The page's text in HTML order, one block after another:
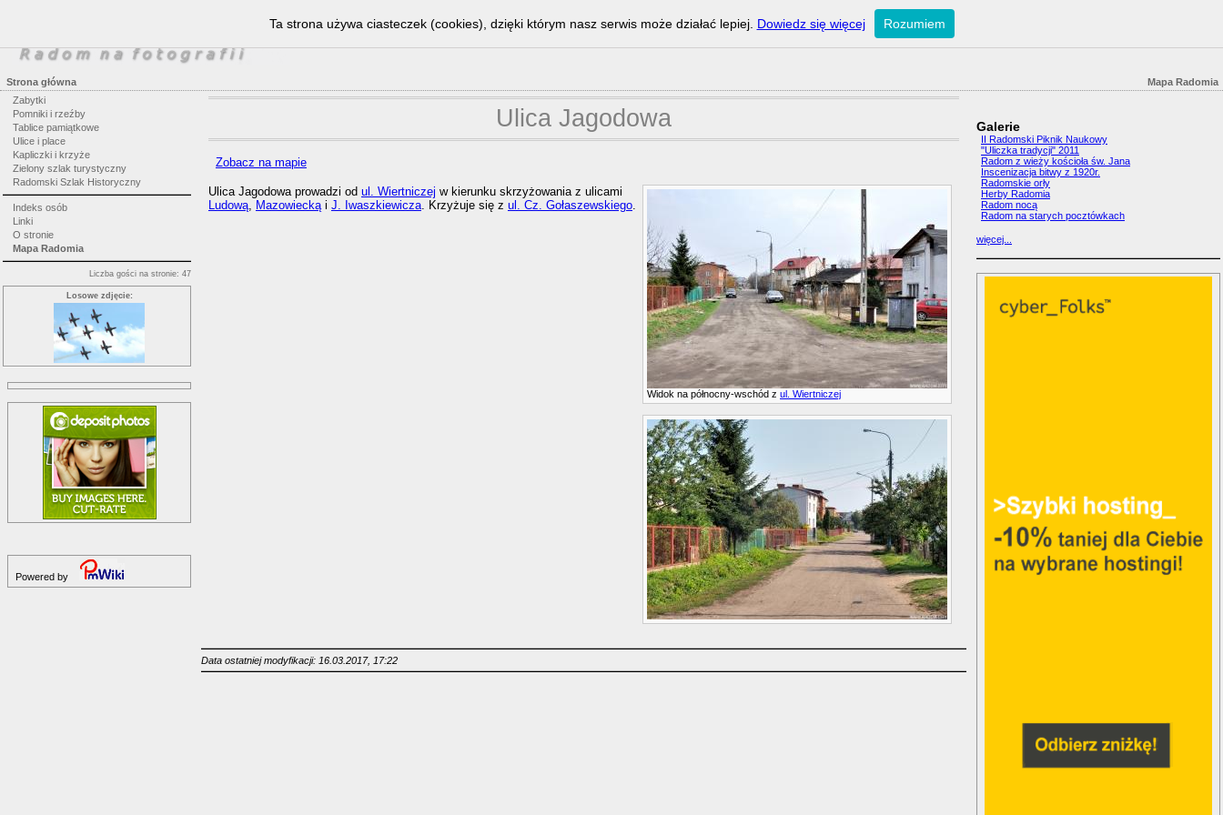
Mapa Radomia
Strona główna
Zabytki
Pomniki i rzeźby
Tablice pamiątkowe
Ulice i place
Kapliczki i krzyże
Zielony szlak turystyczny
Radomski Szlak Historyczny
Indeks osób
Linki
O stronie
Mapa Radomia
Liczba gości na stronie: 47
Losowe zdjęcie:
Powered by
Ulica Jagodowa
Zobacz na mapie
Widok na północny-wschód zul. Wiertniczej
Ulica Jagodowa prowadzi od ul. Wiertniczej w kierunku skrzyżowania z ulicami
Ludową, Mazowieckąi J. Iwaszkiewicza. Krzyżuje się z ul. Cz. Gołaszewskiego.
Data ostatniej modyfikacji: 16.03.2017, 17:22
Galerie
II Radomski Piknik Naukowy
"Uliczka tradycji" 2011
Radom z wieży kościoła św. Jana
Inscenizacja bitwy z 1920r.
Radomskie orły
Herby Radomia
Radom nocą
Radom na starych pocztówkach
więcej...
Ta strona używa ciasteczek (cookies), dzięki którym nasz serwis może działać lepiej. Dowiedz się więcej Rozumiem